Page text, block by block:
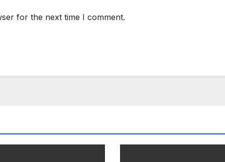
for the next time I comment.